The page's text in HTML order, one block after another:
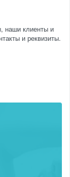
наши клиенты и
и реквизиты.